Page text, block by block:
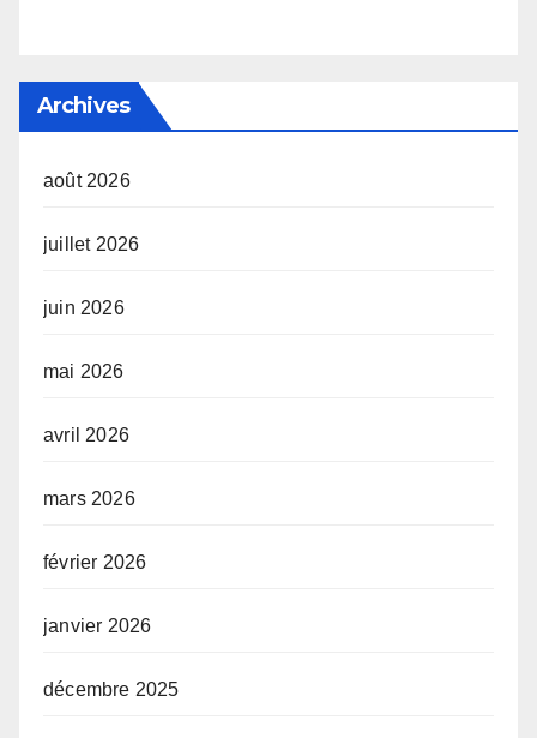
Archives
août 2026
juillet 2026
juin 2026
mai 2026
avril 2026
mars 2026
février 2026
janvier 2026
décembre 2025